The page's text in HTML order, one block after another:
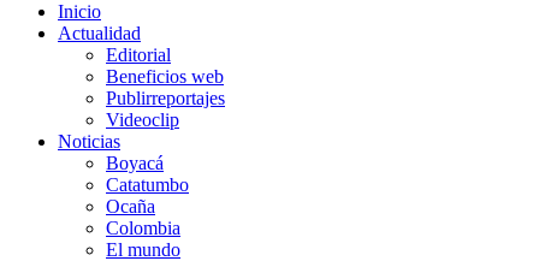
Inicio
Actualidad
Editorial
Beneficios web
Publirreportajes
Videoclip
Noticias
Boyacá
Catatumbo
Ocaña
Colombia
El mundo